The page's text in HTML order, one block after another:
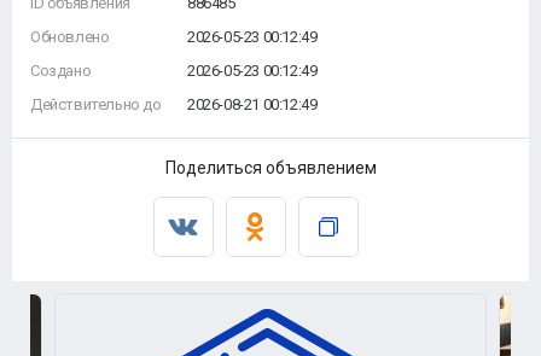
Обновлено
Создано
Действительно до
2026-05-23 00:12:49
2026-05-23 00:12:49
2026-08-21 00:12:49
Поделиться объявлением